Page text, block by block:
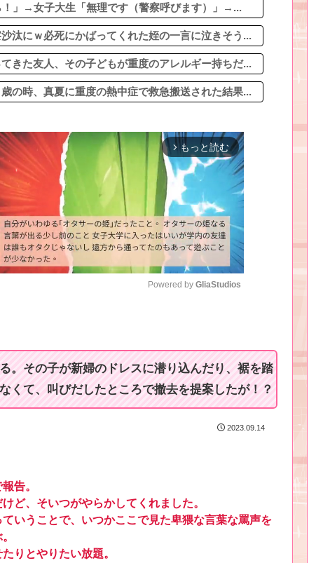
」→女子大生「無理です（警察呼びます）」→...
汰にｗ必死にかばってくれた姪の一言に泣きそう...
きた友人、その子どもが重度のアレルギー持ちだ...
の時、真夏に重度の熱中症で救急搬送された結果...
arrow_forward_ios もっと読む
t
e
Powered by GliaStudios
。その子が新婦のドレスに潜り込んだり、裾を踏
て、叫びだしたところで撤去を提案したが！？
2023.09.14
告。
ど、そいつがやらかしてくれました。
いうことで、いつかここで見た卑猥な言葉な罵声を
りとやりたい放題。